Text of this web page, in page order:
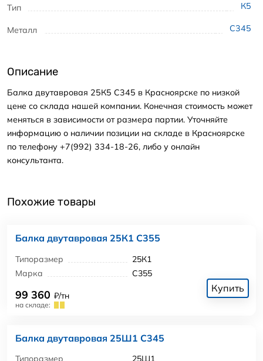
Тип К5
Металл С345
Описание
Балка двутавровая 25К5 С345 в Красноярске по низкой
цене со склада нашей компании. Конечная стоимость может
меняться в зависимости от размера партии. Уточняйте
информацию о наличии позиции на складе в Красноярске
по телефону +7(992) 334-18-26, либо у онлайн
консультанта.
Похожие товары
Балка двутавровая 25К1 С355
Типоразмер
25К1
Марка
С355
99 360 ₽/тн
на складе:
Купить
Балка двутавровая 25Ш1 С345
Типоразмер
25Ш1